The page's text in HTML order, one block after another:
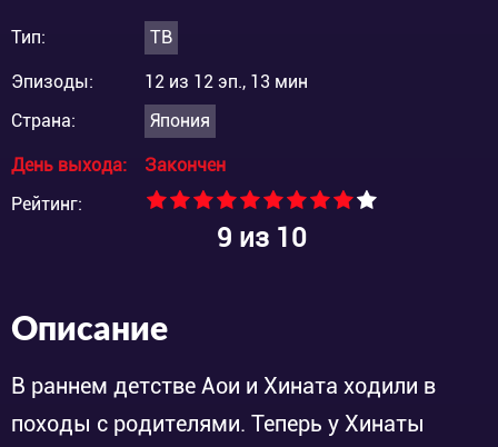
Тип: ТВ
Эпизоды:
12 из 12 эп., 13 мин
Страна:
Япония
День выхода:
Закончен
Рейтинг:
9 из 10
Описание
В раннем детстве Аои и Хината ходили в
походы с родителями. Теперь у Хинаты